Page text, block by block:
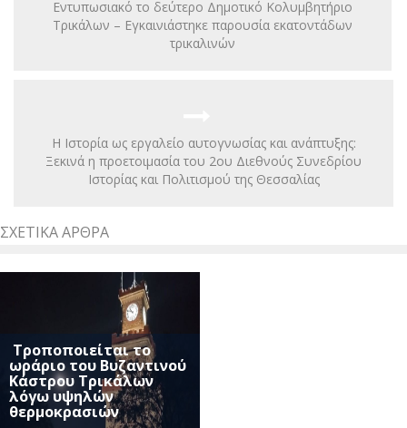
Εντυπωσιακό το δεύτερο Δημοτικό Κολυμβητήριο
Τρικάλων – Εγκαινιάστηκε παρουσία εκατοντάδων
τρικαλινών
Η Ιστορία ως εργαλείο αυτογνωσίας και ανάπτυξης:
Ξεκινά η προετοιμασία του 2ου Διεθνούς Συνεδρίου
Ιστορίας και Πολιτισμού της Θεσσαλίας
ΣΧΕΤΙΚΆ ΆΡΘΡΑ
Τροποποιείται το
ωράριο του Βυζαντινού
Κάστρου Τρικάλων
λόγω υψηλών
θερμοκρασιών